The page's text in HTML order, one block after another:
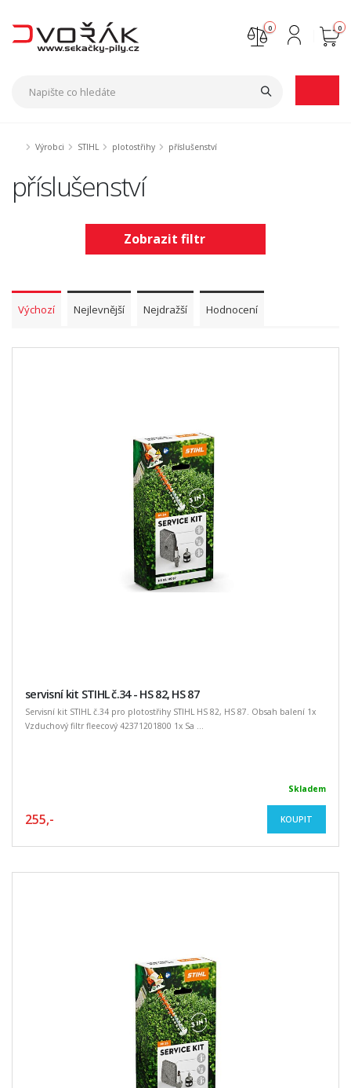
0
0
Výrobci STIHL plotostřihy příslušenství
příslušenství
Zobrazit filtr
Výchozí Nejlevnější Nejdražší Hodnocení
servisní kit STIHL č.34 - HS 82, HS 87
Servisní kit STIHL č.34 pro plotostřihy STIHL HS 82, HS 87. Obsah balení 1x
Vzduchový filtr fleecový 42371201800 1x Sa ...
Skladem
255,- KOUPIT